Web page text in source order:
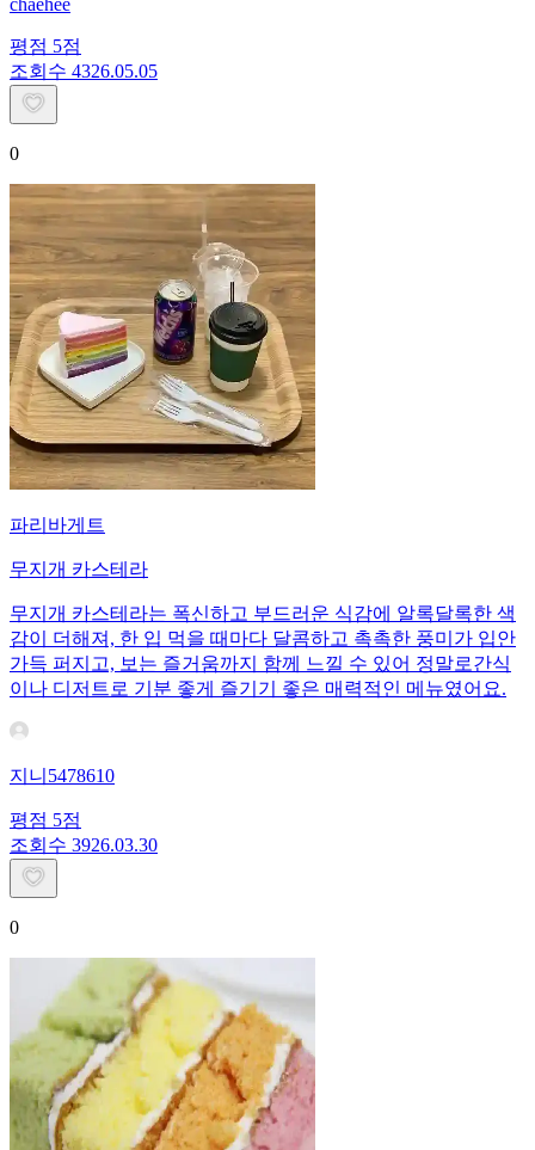
평점 5점
조회수 4326.05.05
0
파리바게트
무지개 카스테라
무지개 카스테라는 폭신하고 부드러운 식감에 알록달록한 색
감이 더해져, 한 입 먹을 때마다 달콤하고 촉촉한 풍미가 입안
가득 퍼지고, 보는 즐거움까지 함께 느낄 수 있어 정말로간식
이나 디저트로 기분 좋게 즐기기 좋은 매력적인 메뉴였어요.
지니5478610
평점 5점
조회수 3926.03.30
0